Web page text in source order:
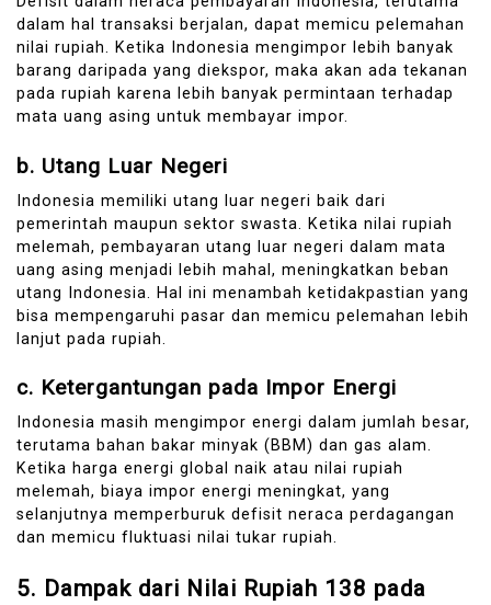
dalam hal transaksi berjalan, dapat memicu pelemahan
nilai rupiah. Ketika Indonesia mengimpor lebih banyak
barang daripada yang diekspor, maka akan ada tekanan
pada rupiah karena lebih banyak permintaan terhadap
mata uang asing untuk membayar impor.
b. Utang Luar Negeri
Indonesia memiliki utang luar negeri baik dari
pemerintah maupun sektor swasta. Ketika nilai rupiah
melemah, pembayaran utang luar negeri dalam mata
uang asing menjadi lebih mahal, meningkatkan beban
utang Indonesia. Hal ini menambah ketidakpastian yang
bisa mempengaruhi pasar dan memicu pelemahan lebih
lanjut pada rupiah.
c. Ketergantungan pada Impor Energi
Indonesia masih mengimpor energi dalam jumlah besar,
terutama bahan bakar minyak (BBM) dan gas alam.
Ketika harga energi global naik atau nilai rupiah
melemah, biaya impor energi meningkat, yang
selanjutnya memperburuk defisit neraca perdagangan
dan memicu fluktuasi nilai tukar rupiah.
5. Dampak dari Nilai Rupiah 138 pada